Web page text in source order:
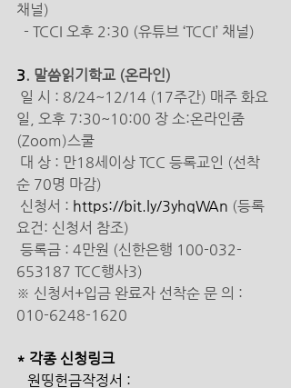
채널)
  - TCCI 오후 2:30 (유튜브 ‘TCCI’ 채널)
3. 말씀읽기학교 (온라인)
일 시 : 8/24~12/14 (17주간) 매주 화요
일, 오후 7:30~10:00 장 소:온라인줌
(Zoom)스쿨
순 70명 마감)
신청서 : https://bit.ly/3yhqWAn (등록
요건: 신청서 참조)
653187 TCC행사3)
※ 신청서+입금 완료자 선착순 문 의 :
010-6248-1620
* 각종 신청링크